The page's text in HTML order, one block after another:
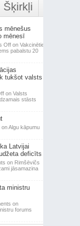
Šķirkļi
mēnešus
mēnesī
Offon Vakcinētie
pabalstu 20
tukšot valsts
on Valsts
stāsts
on Algu kāpumu
Latvijai
deficīts
on Rimšēvičs
jāsamazina
ministru
on
forums